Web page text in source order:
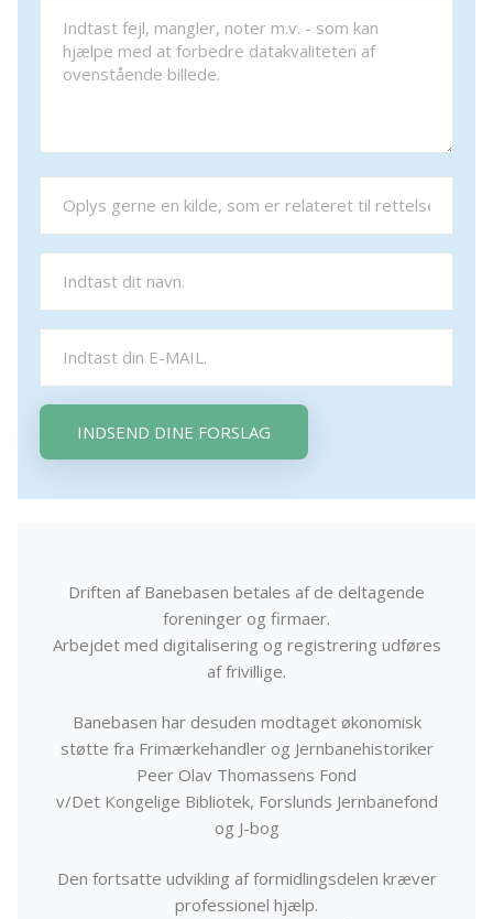
INDSEND DINE FORSLAG
Driften af Banebasen betales af de deltagende
foreninger og firmaer.
Arbejdet med digitalisering og registrering udføres
af frivillige.
Banebasen har desuden modtaget økonomisk
støtte fra Frimærkehandler og Jernbanehistoriker
Peer Olav Thomassens Fond
v/Det Kongelige Bibliotek, Forslunds Jernbanefond
og J-bog
Den fortsatte udvikling af formidlingsdelen kræver
professionel hjælp.